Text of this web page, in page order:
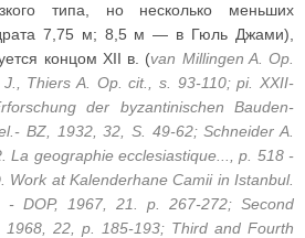
типа, но несколько меньших
7,75 м; 8,5 м — в Гюль Джами),
концом XII в. (van Millingen A. Op.
Thiers A. Op. cit., s. 93-110; pi. XXII-
der byzantinischen Bauden-
BZ, 1932, 32, S. 49-62; Schneider A.
La geographie ecclesiastique..., p. 518 -
at Kalenderhane Camii in Istanbul.
- DOP, 1967, 21. p. 267-272; Second
1968, 22, p. 185-193; Third and Fourth